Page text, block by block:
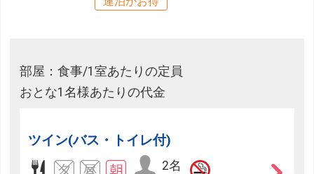
部屋：食事/1室あたりの定員
おとな1名様あたりの代金
ツイン(バス・トイレ付)
2名